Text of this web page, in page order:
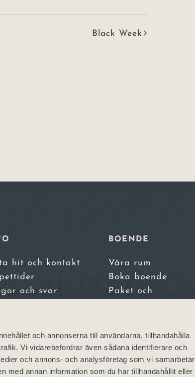
och annonserna till användarna, tillhandahålla
Vi vidarebefordrar även sådana identifierare och
och annons- och analysföretag som vi samarbetar
med annan information som du har tillhandahållit eller
Black Week
hit och kontakt
och svar
BOENDE
Våra rum
Boka boende
Paket och
Skara Konsthotell
– vårt systerhotell